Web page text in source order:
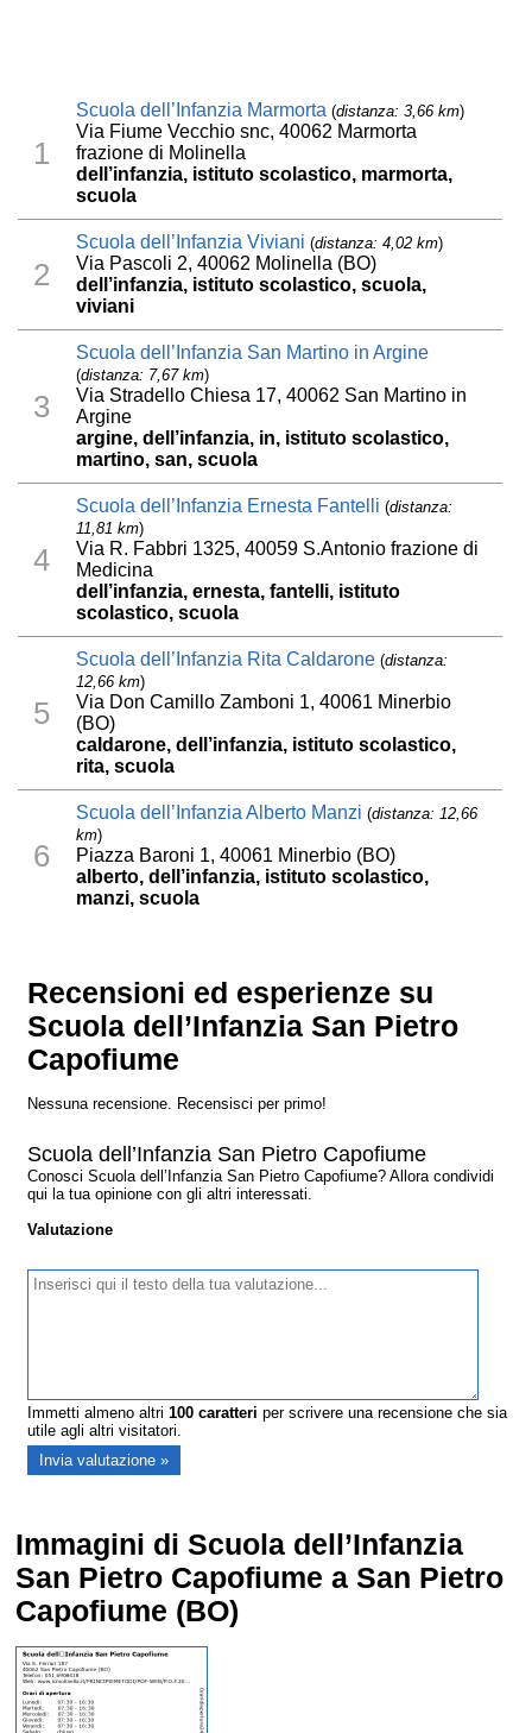
1
Scuola dell’Infanzia Marmorta (distanza: 3,66 km)
Via Fiume Vecchio snc, 40062 Marmorta
frazione di Molinella
dell’infanzia, istituto scolastico, marmorta,
scuola
2
Scuola dell’Infanzia Viviani (distanza: 4,02 km)
Via Pascoli 2, 40062 Molinella (BO)
dell’infanzia, istituto scolastico, scuola,
viviani
3
Scuola dell’Infanzia San Martino in Argine
(distanza: 7,67 km)
Via Stradello Chiesa 17, 40062 San Martino in
Argine
argine, dell’infanzia, in, istituto scolastico,
martino, san, scuola
4
Scuola dell’Infanzia Ernesta Fantelli (distanza:
11,81 km)
Via R. Fabbri 1325, 40059 S.Antonio frazione di
Medicina
dell’infanzia, ernesta, fantelli, istituto
scolastico, scuola
5
Scuola dell’Infanzia Rita Caldarone (distanza:
12,66 km)
Via Don Camillo Zamboni 1, 40061 Minerbio
(BO)
caldarone, dell’infanzia, istituto scolastico,
rita, scuola
6
Scuola dell’Infanzia Alberto Manzi (distanza: 12,66
km)
Piazza Baroni 1, 40061 Minerbio (BO)
alberto, dell’infanzia, istituto scolastico,
manzi, scuola
Recensioni ed esperienze su
Scuola dell’Infanzia San Pietro
Capofiume
Nessuna recensione. Recensisci per primo!
Scuola dell’Infanzia San Pietro Capofiume
Conosci Scuola dell’Infanzia San Pietro Capofiume? Allora condividi
qui la tua opinione con gli altri interessati.
Valutazione
Immetti almeno altri100 caratteri per scrivere una recensione che sia
utile agli altri visitatori.
Immagini di Scuola dell’Infanzia
San Pietro Capofiume a San Pietro
Capofiume (BO)